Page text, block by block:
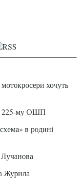
хочуть
у 225-му ОШП
в родині
Журила